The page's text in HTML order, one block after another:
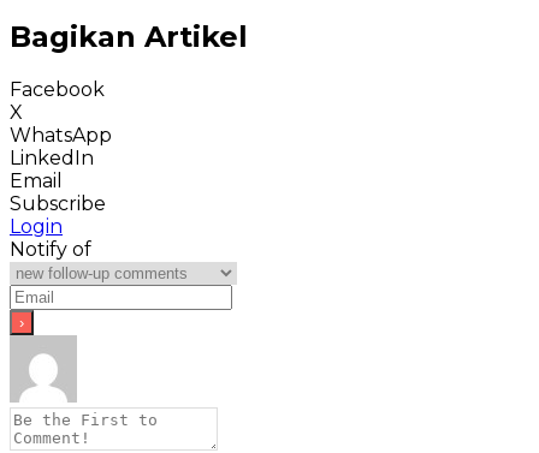
Bagikan Artikel
Facebook
X
WhatsApp
LinkedIn
Email
Subscribe
Login
Notify of